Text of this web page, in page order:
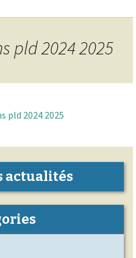
pld 2024 2025
pld 2024 2025
actualités